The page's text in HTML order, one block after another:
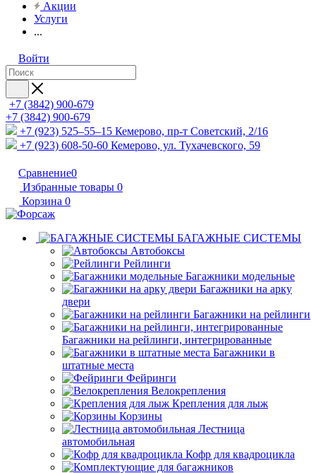
Акции
Услуги
...
Войти
+7 (3842) 900-679
+7 (3842) 900-679
+7 (923) 525–55–15 Кемерово, пр-т Советский, 2/16
+7 (923) 608-50-60 Кемерово, ул. Тухачевского, 59
Сравнение0
Избранные товары 0
Корзина 0
БАГАЖНЫЕ СИСТЕМЫ
Автобоксы
Рейлинги
Багажники модельные
Багажники на арку
двери
Багажники на рейлинги
Багажники на рейлинги, интегрированные
Багажники в
штатные места
Фейринги
Велокрепления
Крепления для лыж
Корзины
Лестница
автомобильная
Кофр для квадроцикла